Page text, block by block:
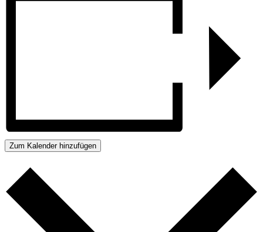
Zum Kalender hinzufügen